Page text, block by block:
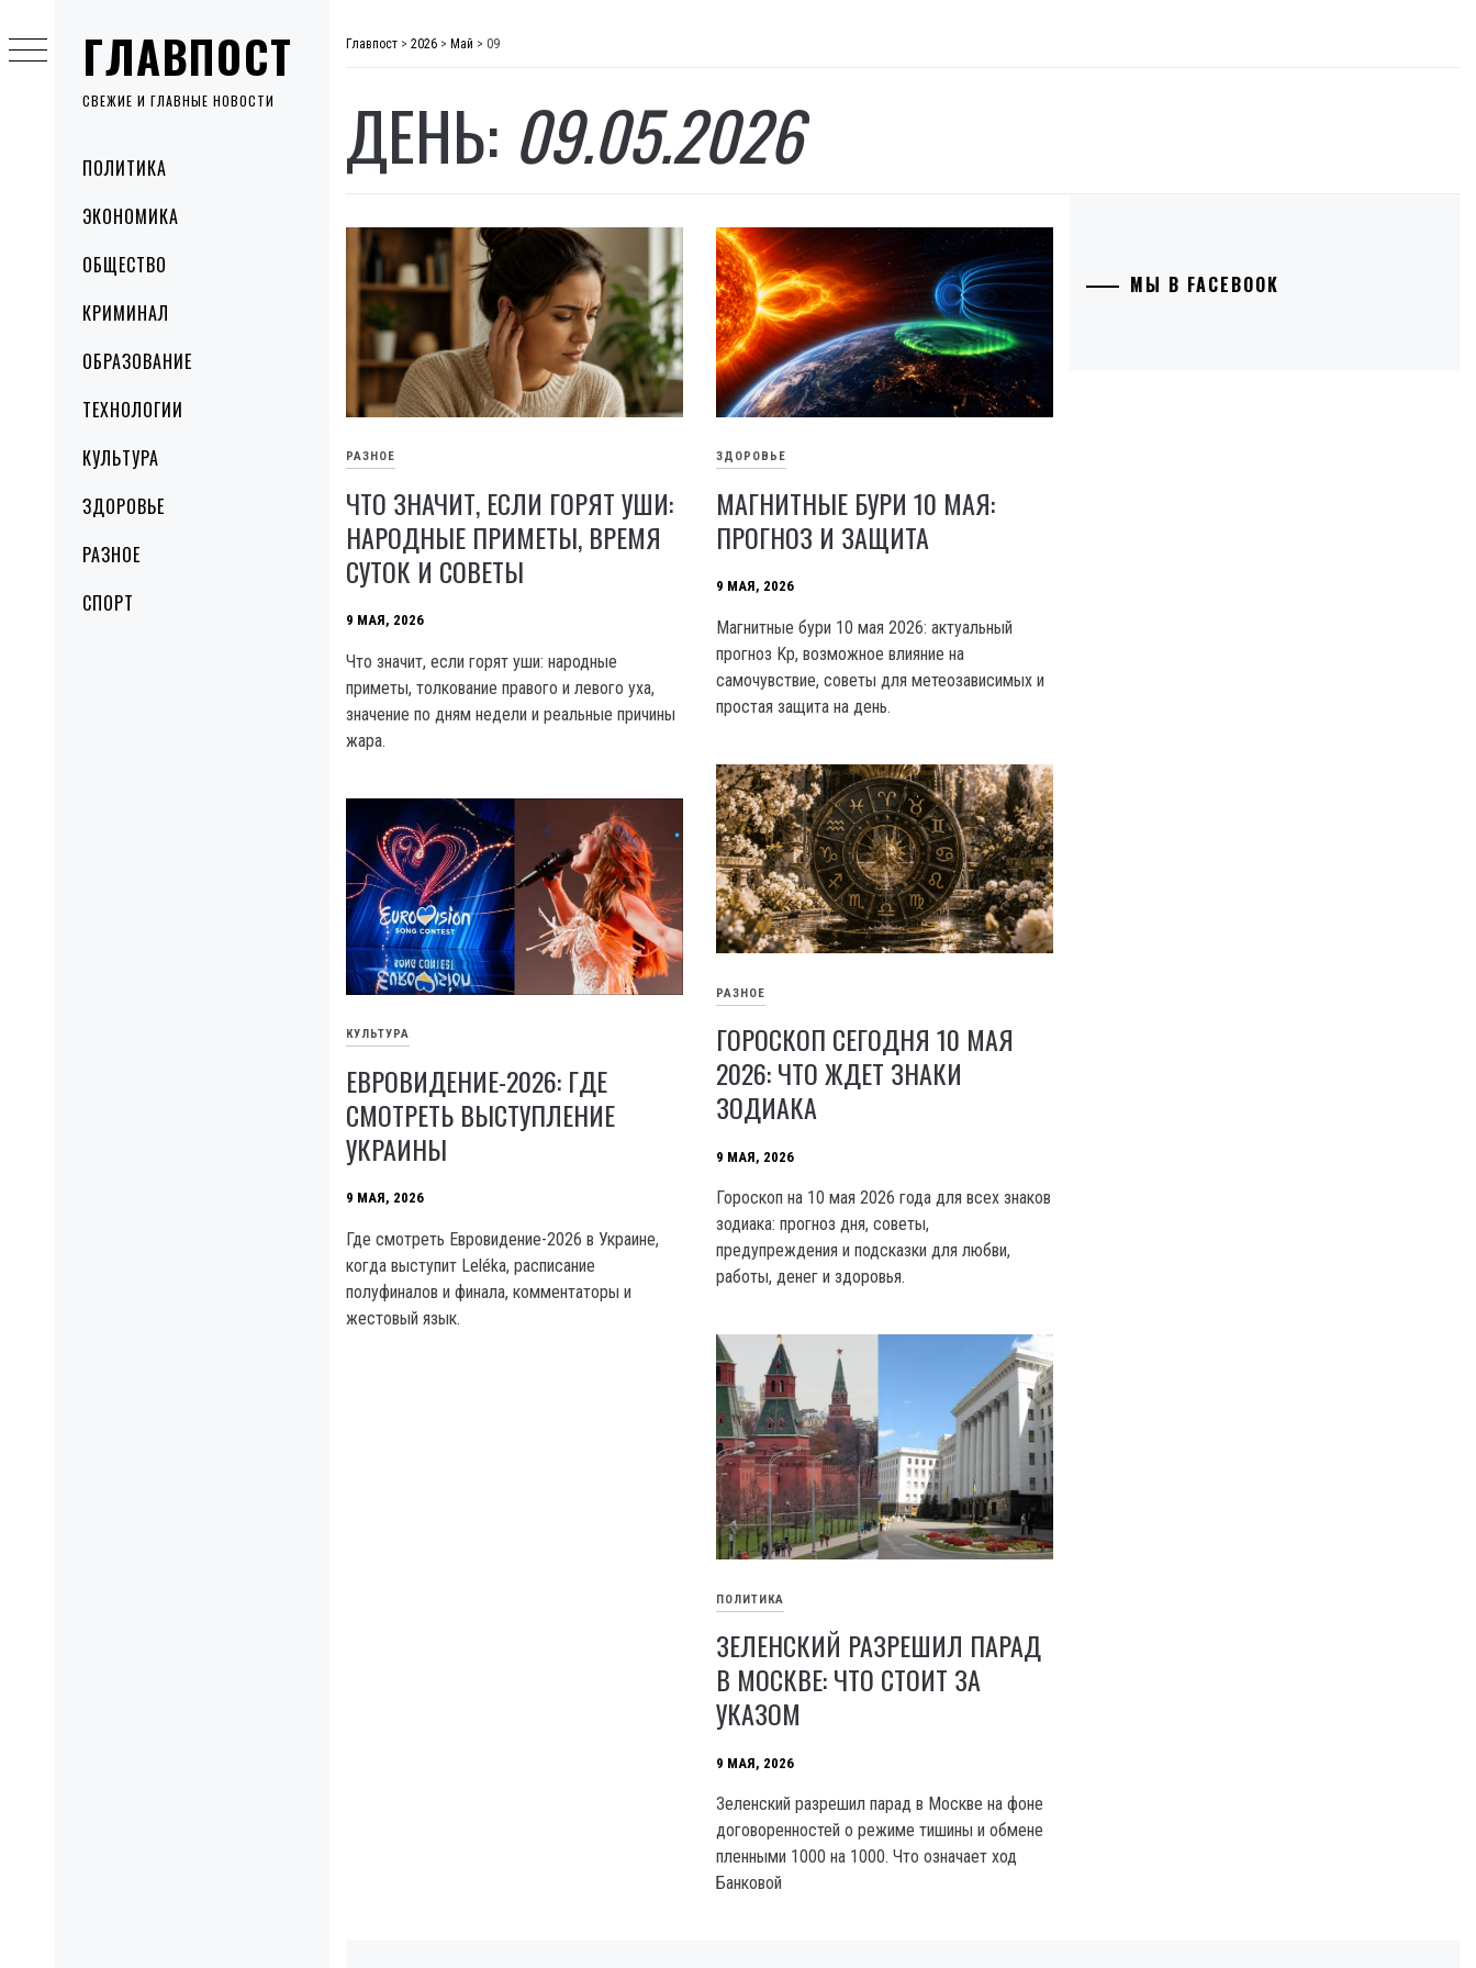
ГЛАВПОСТ
СВЕЖИЕ И ГЛАВНЫЕ НОВОСТИ
MenuПОЛИТИКА
ЭКОНОМИКА
ОБЩЕСТВО
КРИМИНАЛ
ОБРАЗОВАНИЕ
ТЕХНОЛОГИИ
КУЛЬТУРА
ЗДОРОВЬЕ
РАЗНОЕ
СПОРТ
to
content
Главпост > 2026 > Май > 09
ДЕНЬ: 09.05.2026
РАЗНОЕ
ЧТО ЗНАЧИТ, ЕСЛИ ГОРЯТ УШИ:
НАРОДНЫЕ ПРИМЕТЫ, ВРЕМЯ
СУТОК И СОВЕТЫ
9 МАЯ, 2026
Что значит, если горят уши: народные
приметы, толкование правого и левого уха,
значение по дням недели и реальные причины
жара.
ЗДОРОВЬЕ
МАГНИТНЫЕ БУРИ 10 МАЯ:
ПРОГНОЗ И ЗАЩИТА
9 МАЯ, 2026
Магнитные бури 10 мая 2026: актуальный
прогноз Kp, возможное влияние на
самочувствие, советы для метеозависимых и
простая защита на день.
РАЗНОЕ
ГОРОСКОП СЕГОДНЯ 10 МАЯ
2026: ЧТО ЖДЕТ ЗНАКИ
ЗОДИАКА
9 МАЯ, 2026
Гороскоп на 10 мая 2026 года для всех знаков
зодиака: прогноз дня, советы,
предупреждения и подсказки для любви,
работы, денег и здоровья.
КУЛЬТУРА
ЕВРОВИДЕНИЕ-2026: ГДЕ
СМОТРЕТЬ ВЫСТУПЛЕНИЕ
УКРАИНЫ
9 МАЯ, 2026
Где смотреть Евровидение-2026 в Украине,
когда выступит Leléka, расписание
полуфиналов и финала, комментаторы и
жестовый язык.
ПОЛИТИКА
ЗЕЛЕНСКИЙ РАЗРЕШИЛ ПАРАД
В МОСКВЕ: ЧТО СТОИТ ЗА
УКАЗОМ
9 МАЯ, 2026
Зеленский разрешил парад в Москве на фоне
договоренностей о режиме тишины и обмене
пленными 1000 на 1000. Что означает ход
Банковой
МЫ В FACEBOOK